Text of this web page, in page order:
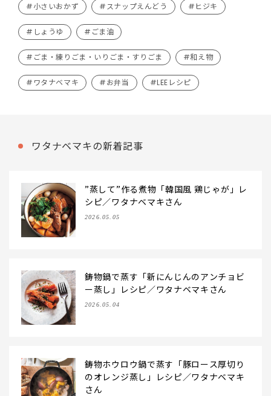
#小さいおかず #スナップえんどう #ヒジキ
#しょうゆ #ごま油
#ごま・練りごま・いりごま・すりごま #和え物
#ワタナベマキ #お弁当 #LEEレシピ
ワタナベマキの新着記事
”蒸して”作る煮物「韓国風 鶏じゃが」レ
シピ／ワタナベマキさん
2026.05.05
鋳物鍋で蒸す「新にんじんのアンチョビ
ー蒸し」レシピ／ワタナベマキさん
2026.05.04
鋳物ホウロウ鍋で蒸す「豚ロース厚切り
のオレンジ蒸し」レシピ／ワタナベマキ
さん